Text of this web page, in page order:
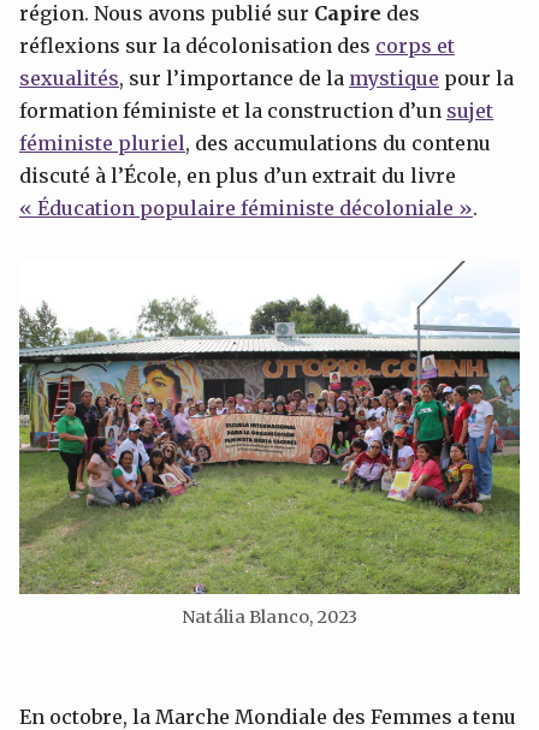
région. Nous avons publié sur Capire des
réflexions sur la décolonisation des corps et
sexualités, sur l’importance de la mystique pour la
formation féministe et la construction d’un sujet
féministe pluriel, des accumulations du contenu
discuté à l’École, en plus d’un extrait du livre
« Éducation populaire féministe décoloniale ».
Natália Blanco, 2023
En octobre, la Marche Mondiale des Femmes a tenu